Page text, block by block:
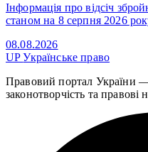
Інформація про відсіч
станом на 8 серпня 2026
08.08.2026
UPУкраїнське право
Правовий портал України —
законотворчість та